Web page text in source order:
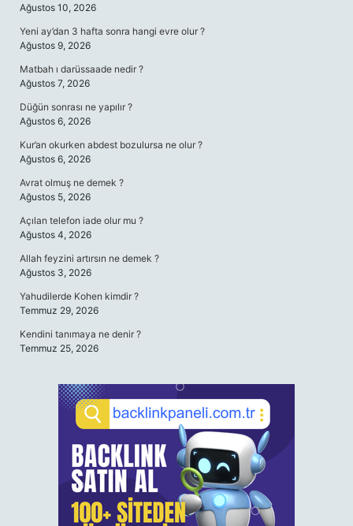
Ağustos 10, 2026
Yeni ay’dan 3 hafta sonra hangi evre olur ?
Ağustos 9, 2026
Matbah ı darüssaade nedir ?
Ağustos 7, 2026
Düğün sonrası ne yapılır ?
Ağustos 6, 2026
Kur’an okurken abdest bozulursa ne olur ?
Ağustos 6, 2026
Avrat olmuş ne demek ?
Ağustos 5, 2026
Açılan telefon iade olur mu ?
Ağustos 4, 2026
Allah feyzini artırsın ne demek ?
Ağustos 3, 2026
Yahudilerde Kohen kimdir ?
Temmuz 29, 2026
Kendini tanımaya ne denir ?
Temmuz 25, 2026